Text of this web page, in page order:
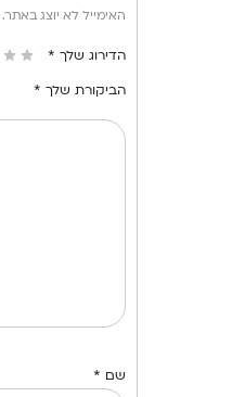
האימייל לא יוצג באתר.
הדירוג שלך *
הביקורת שלך *
שם *